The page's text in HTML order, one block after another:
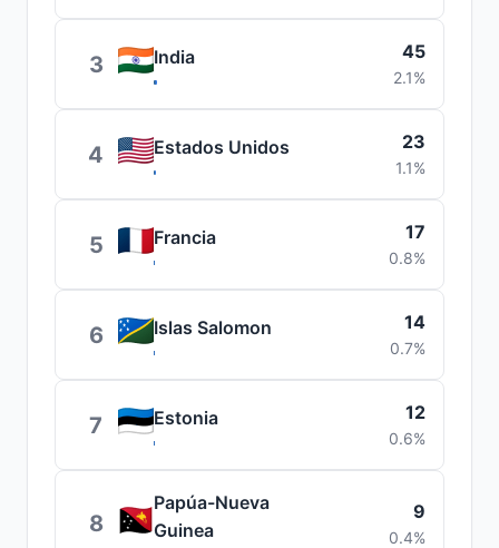
3 India 45
2.1%
4 Estados Unidos 23
1.1%
5 Francia 17
0.8%
6 Islas Salomon 14
0.7%
7 Estonia 12
0.6%
8
Papúa-Nueva
Guinea
9
0.4%